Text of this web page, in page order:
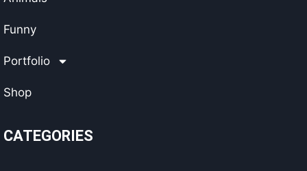
Funny
Portfolio
Shop
CATEGORIES